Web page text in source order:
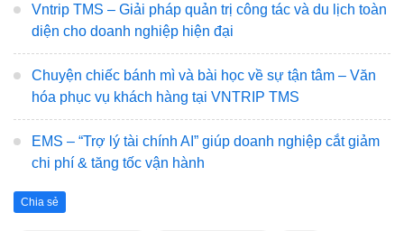
Vntrip TMS – Giải pháp quản trị công tác và du lịch toàn
diện cho doanh nghiệp hiện đại
Chuyện chiếc bánh mì và bài học về sự tận tâm – Văn
hóa phục vụ khách hàng tại VNTRIP TMS
EMS – “Trợ lý tài chính AI” giúp doanh nghiệp cắt giảm
chi phí & tăng tốc vận hành
Chia sẻ